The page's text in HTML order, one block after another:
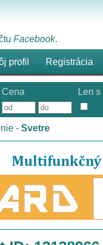
Facebook.
profil Registrácia
Cena
Len
- Svetre